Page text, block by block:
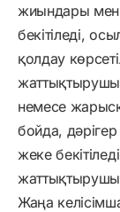
жиындары мен
бекітіледі,
қолдау
немесе
бойда,
жеке
Жаңа